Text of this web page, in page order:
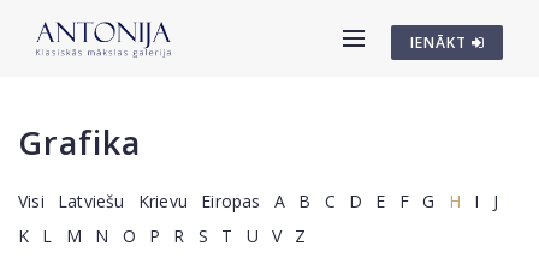
IENĀKT
Grafika
Visi Latviešu Krievu Eiropas A B C D E F G H I
J
K
L M N O P R S T U V Z